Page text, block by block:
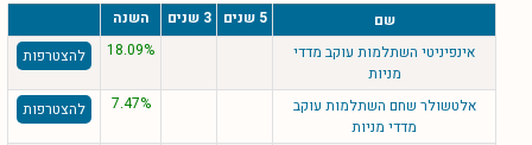
שם 5 שנים 3 שנים
השנה
אינפיניטי השתלמות עוקב מדדי
מניות
18.09% להצטרפות
אלטשולר שחם השתלמות עוקב
מדדי מניות
7.47% להצטרפות